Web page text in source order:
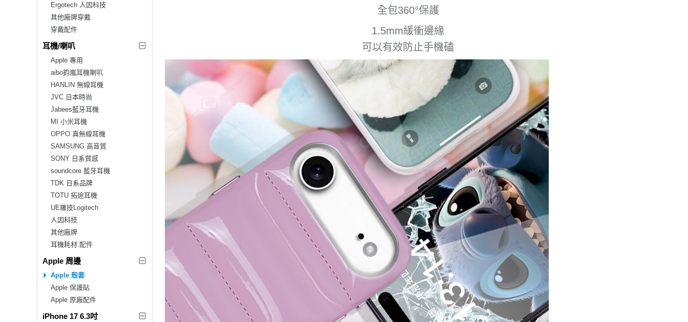
Ergotech 人因科技
其他廠牌穿戴
穿戴配件
耳機/喇叭
Apple 專用
aibo鈞嵐耳機喇叭
HANLIN 無線耳機
JVC 日本時尚
Jabees藍牙耳機
MI 小米耳機
OPPO 真無線耳機
SAMSUNG 高音質
SONY 日系質感
soundcore 藍牙耳機
TDK 日系品牌
TOTU 拓途耳機
UE羅技Logitech
人因科技
其他廠牌
耳機耗材.配件
Apple 周邊
Apple 殼套
Apple 保護貼
Apple 原廠配件
iPhone 17 6.3吋
全包360°保護
1.5mm緩衝邊緣
可以有效防止手機磕